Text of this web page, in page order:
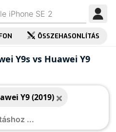
ÖSSZEHASONLÍTÁS
Y9s vs Huawei Y9
Y9 (2019)
Huawei Y9 (2019)